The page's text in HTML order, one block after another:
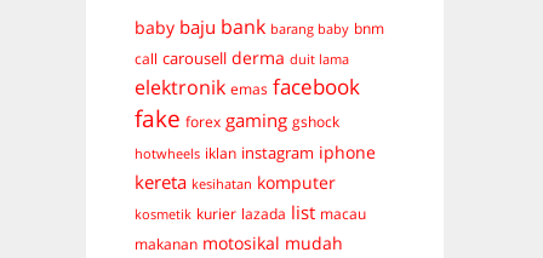
baby baju bank barang baby bnm
call carousell derma duit lama
elektronik emas facebook
fake forex gaming gshock
hotwheels iklan instagram iphone
kereta kesihatan komputer
kosmetik kurier lazada list macau
makanan motosikal mudah